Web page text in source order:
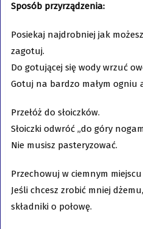
Sposób przyrządzenia:
Posiekaj najdrobniej jak
zagotuj.
Do gotującej się wody wrzuć
Gotuj na bardzo małym ogniu
Przełóż do słoiczków.
Słoiczki odwróć „do góry
Nie musisz pasteryzować.
Przechowuj w ciemnym
Jeśli chcesz zrobić mniej
składniki o połowę.